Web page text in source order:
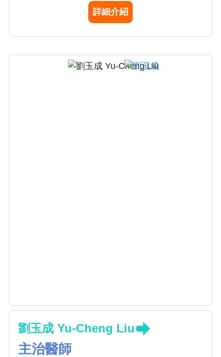
詳細介紹
劉玉成 Yu-Cheng Liu
主治醫師